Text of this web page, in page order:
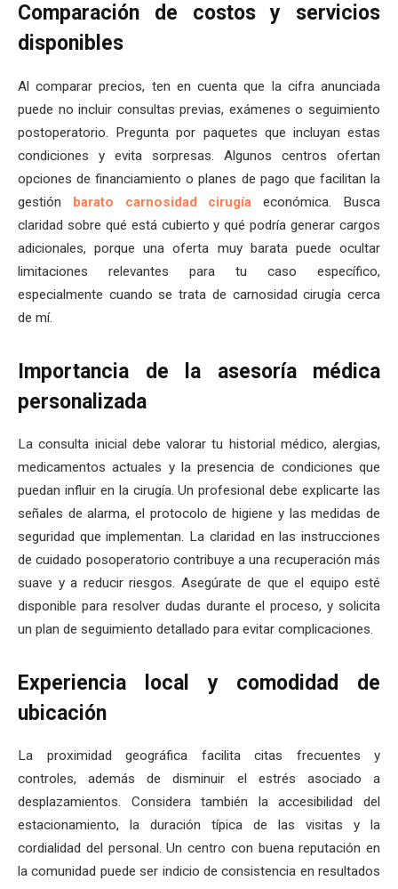
Comparación de costos y servicios
disponibles
Al comparar precios, ten en cuenta que la cifra anunciada
puede no incluir consultas previas, exámenes o seguimiento
postoperatorio. Pregunta por paquetes que incluyan estas
condiciones y evita sorpresas. Algunos centros ofertan
opciones de financiamiento o planes de pago que facilitan la
gestión barato carnosidad cirugía económica. Busca
claridad sobre qué está cubierto y qué podría generar cargos
adicionales, porque una oferta muy barata puede ocultar
limitaciones relevantes para tu caso específico,
especialmente cuando se trata de carnosidad cirugía cerca
de mí.
Importancia de la asesoría médica
personalizada
La consulta inicial debe valorar tu historial médico, alergias,
medicamentos actuales y la presencia de condiciones que
puedan influir en la cirugía. Un profesional debe explicarte las
señales de alarma, el protocolo de higiene y las medidas de
seguridad que implementan. La claridad en las instrucciones
de cuidado posoperatorio contribuye a una recuperación más
suave y a reducir riesgos. Asegúrate de que el equipo esté
disponible para resolver dudas durante el proceso, y solicita
un plan de seguimiento detallado para evitar complicaciones.
Experiencia local y comodidad de
ubicación
La proximidad geográfica facilita citas frecuentes y
controles, además de disminuir el estrés asociado a
desplazamientos. Considera también la accesibilidad del
estacionamiento, la duración típica de las visitas y la
cordialidad del personal. Un centro con buena reputación en
la comunidad puede ser indicio de consistencia en resultados